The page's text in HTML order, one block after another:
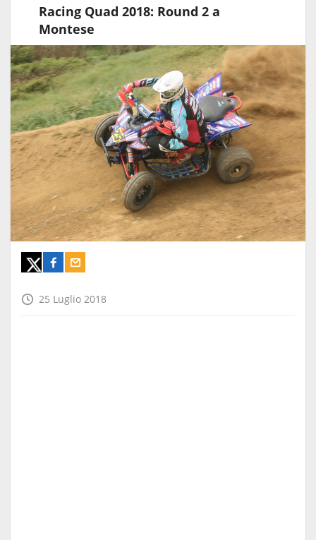
Racing Quad 2018: Round 2 a
Montese
25 Luglio 2018